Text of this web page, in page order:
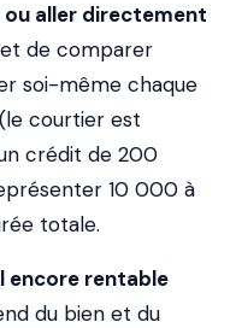
aller directement
de comparer
soi-même chaque
courtier est
crédit de 200
10 000 à
totale.
encore rentable
du bien et du